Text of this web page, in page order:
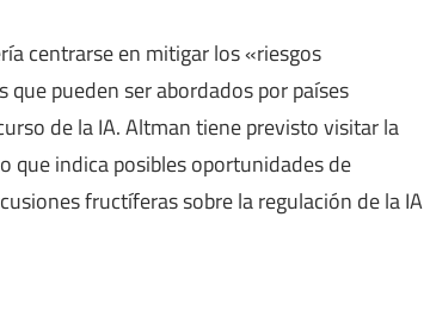
centrarse en mitigar los «riesgos
pueden ser abordados por países
de la IA. Altman tiene previsto visitar la
que indica posibles oportunidades de
fructíferas sobre la regulación de la IA